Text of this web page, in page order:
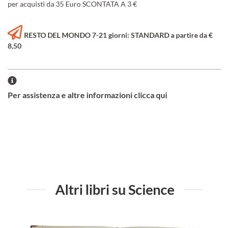
per acquisti da 35 Euro SCONTATA A 3 €
RESTO DEL MONDO 7-21 giorni: STANDARD a partire da €
8,50
Per assistenza e altre informazioni clicca qui
Altri libri su Science